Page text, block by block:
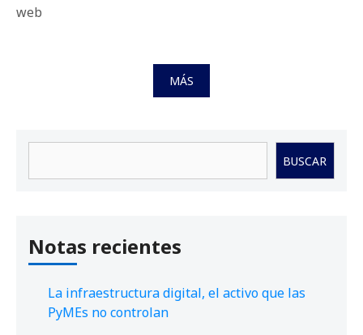
web
MÁS
BUSCAR
Notas recientes
La infraestructura digital, el activo que las
PyMEs no controlan